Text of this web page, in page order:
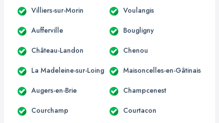
Villiers-sur-Morin Voulangis
Aufferville Bougligny
Château-Landon Chenou
La Madeleine-sur-Loing Maisoncelles-en-Gâtinais
Augers-en-Brie Champcenest
Courchamp Courtacon